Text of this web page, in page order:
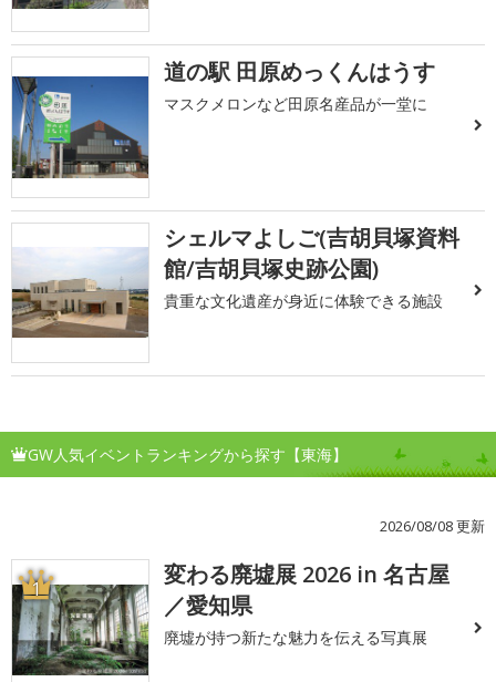
道の駅 田原めっくんはうす
マスクメロンなど田原名産品が一堂に
シェルマよしご(吉胡貝塚資料
館/吉胡貝塚史跡公園)
貴重な文化遺産が身近に体験できる施設
GW人気イベントランキングから探す【東海】
2026/08/08 更新
1
変わる廃墟展 2026 in 名古屋
／愛知県
廃墟が持つ新たな魅力を伝える写真展